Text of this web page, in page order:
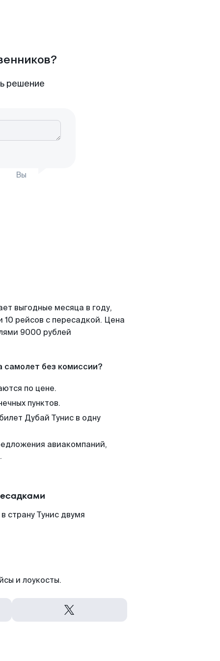
решение
Вы
выгодные месяца в году,
рейсов с пересадкой. Цена
9000 рублей
самолет без комиссии?
по цене.
пунктов.
Дубай Тунис в одну
авиакомпаний,
страну Тунис двумя
и лоукосты.